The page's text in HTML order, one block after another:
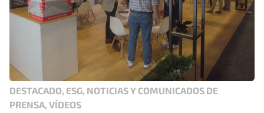
DESTACADO, ESG, NOTICIAS Y COMUNICADOS DE
PRENSA, VÍDEOS